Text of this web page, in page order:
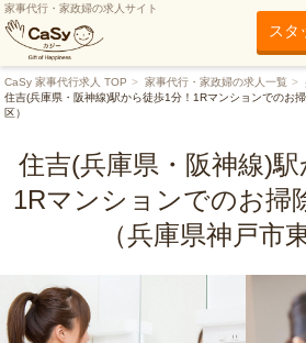
家事代行・家政婦の求人サイト
スタ
CaSy 家事代行求人 TOP 家事代行・家政婦の求人一覧
住吉(兵庫県・阪神線)駅から徒歩1分！1Rマンションでのお
区）
住吉(兵庫県・阪神線)駅
1Rマンションでのお掃
（兵庫県神戸市